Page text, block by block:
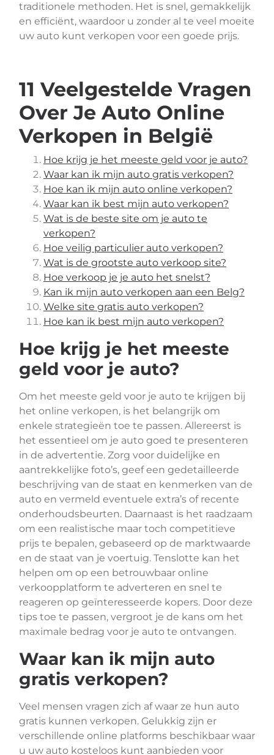
traditionele methoden. Het is snel, gemakkelijk
en efficiënt, waardoor u zonder al te veel moeite
uw auto kunt verkopen voor een goede prijs.
11 Veelgestelde Vragen
Over Je Auto Online
Verkopen in België
Hoe krijg je het meeste geld voor je auto?
Waar kan ik mijn auto gratis verkopen?
Hoe kan ik mijn auto online verkopen?
Waar kan ik best mijn auto verkopen?
Wat is de beste site om je auto te
verkopen?
Hoe veilig particulier auto verkopen?
Wat is de grootste auto verkoop site?
Hoe verkoop je je auto het snelst?
Kan ik mijn auto verkopen aan een Belg?
Welke site gratis auto verkopen?
Hoe kan ik best mijn auto verkopen?
Hoe krijg je het meeste
geld voor je auto?
Om het meeste geld voor je auto te krijgen bij
het online verkopen, is het belangrijk om
enkele strategieën toe te passen. Allereerst is
het essentieel om je auto goed te presenteren
in de advertentie. Zorg voor duidelijke en
aantrekkelijke foto’s, geef een gedetailleerde
beschrijving van de staat en kenmerken van de
auto en vermeld eventuele extra’s of recente
onderhoudsbeurten. Daarnaast is het raadzaam
om een realistische maar toch competitieve
prijs te bepalen, gebaseerd op de marktwaarde
en de staat van je voertuig. Tenslotte kan het
helpen om op een betrouwbaar online
verkoopplatform te adverteren en snel te
reageren op geïnteresseerde kopers. Door deze
tips toe te passen, vergroot je de kans om het
maximale bedrag voor je auto te ontvangen.
Waar kan ik mijn auto
gratis verkopen?
Veel mensen vragen zich af waar ze hun auto
gratis kunnen verkopen. Gelukkig zijn er
verschillende online platforms beschikbaar waar
u uw auto kosteloos kunt aanbieden voor